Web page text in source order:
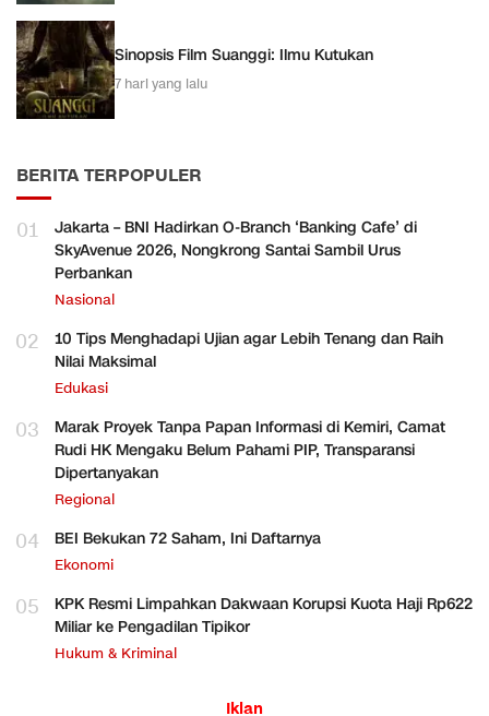
Sinopsis Film Suanggi: Ilmu Kutukan
7 hari yang lalu
BERITA TERPOPULER
01
Jakarta – BNI Hadirkan O-Branch ‘Banking Cafe’ di
SkyAvenue 2026, Nongkrong Santai Sambil Urus
Perbankan
Nasional
02
10 Tips Menghadapi Ujian agar Lebih Tenang dan Raih
Nilai Maksimal
Edukasi
03
Marak Proyek Tanpa Papan Informasi di Kemiri, Camat
Rudi HK Mengaku Belum Pahami PIP, Transparansi
Dipertanyakan
Regional
04 BEI Bekukan 72 Saham, Ini Daftarnya
Ekonomi
05
KPK Resmi Limpahkan Dakwaan Korupsi Kuota Haji Rp622
Miliar ke Pengadilan Tipikor
Hukum & Kriminal
Iklan